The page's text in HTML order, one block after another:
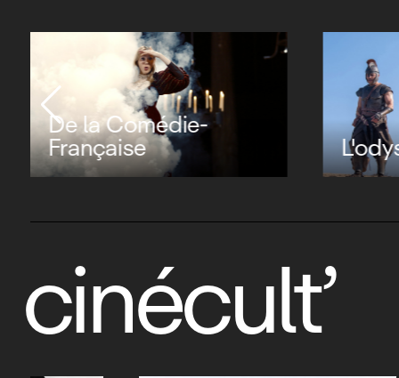
De la Comédie-
Française
cinécult’